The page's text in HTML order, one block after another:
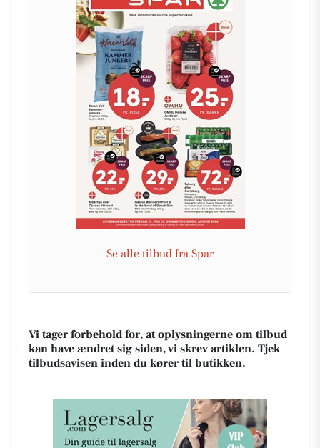
Se alle tilbud fra Spar
Vi tager forbehold for, at oplysningerne om tilbud
kan have ændret sig siden, vi skrev artiklen. Tjek
tilbudsavisen inden du kører til butikken.